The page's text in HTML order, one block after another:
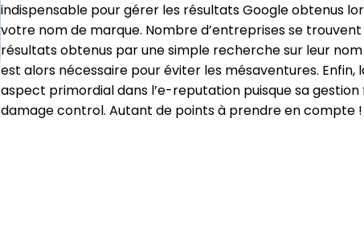
indispensable pour gérer les résultats Google obtenus
votre nom de marque. Nombre d’entreprises se
résultats obtenus par une simple recherche sur leur nom
est alors nécessaire pour éviter les mésaventures.
aspect primordial dans l’e-reputation puisque sa
damage control. Autant de points à prendre en compte !